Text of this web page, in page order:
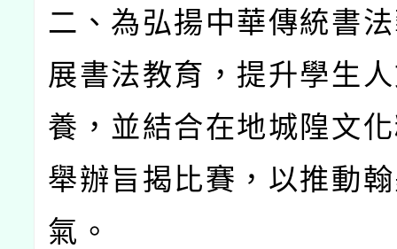
二、為弘揚中華傳統書
展書法教育，提升學生
養，並結合在地城隍文
舉辦旨揭比賽，以推動
氣。